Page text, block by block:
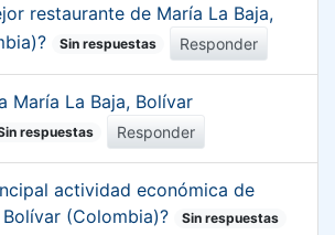
restaurante de María La Baja,
Sin respuestas Responder
María La Baja, Bolívar
respuestas Responder
actividad económica de
(Colombia)?
Sin respuestas